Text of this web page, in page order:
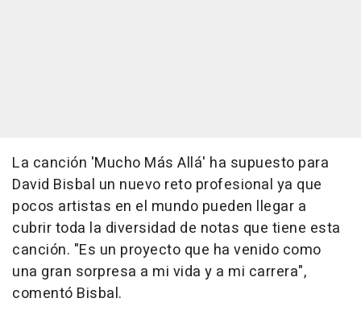
La canción 'Mucho Más Allá' ha supuesto para
David Bisbal un nuevo reto profesional ya que
pocos artistas en el mundo pueden llegar a
cubrir toda la diversidad de notas que tiene esta
canción. "Es un proyecto que ha venido como
una gran sorpresa a mi vida y a mi carrera",
comentó Bisbal.